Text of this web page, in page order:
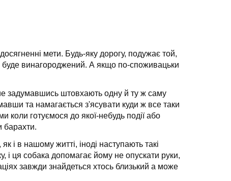
мети. Будь-яку дорогу, подужає той,
винагороджений. А якщо по-споживацьки
задумавшись штовхають одну й ту ж саму
та намагається з'ясувати куди ж все таки
коли готуємося до якої-небудь події або
барахти.
і в нашому житті, іноді наступають такі
і ця собака допомагає йому не опускати руки,
завжди знайдеться хтось близький а може